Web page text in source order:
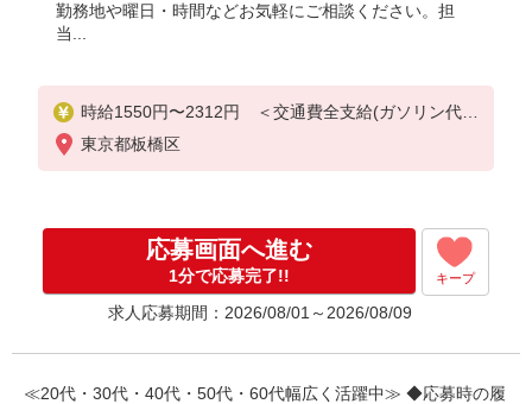
勤務地や曜日・時間などお気軽にご相談ください。担
当...
時給1550円〜2312円 ＜交通費全支給(ガソリン代含
む)＞
東京都板橋区
応募画面へ進む
1分で応募完了!! キープ
求人応募期間：2026/08/01～2026/08/09
≪20代・30代・40代・50代・60代幅広く活躍中≫ ◆応募時の履